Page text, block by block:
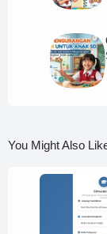
You Might Also